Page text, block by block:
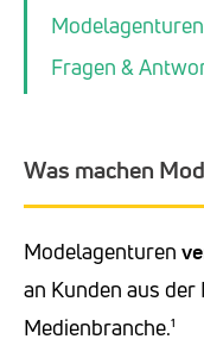
Fragen &
Was machen
Modelagenturen
an Kunden aus
Medienbranche.¹